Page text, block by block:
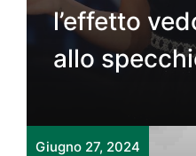
l’effetto
allo
Giugno 27, 2024